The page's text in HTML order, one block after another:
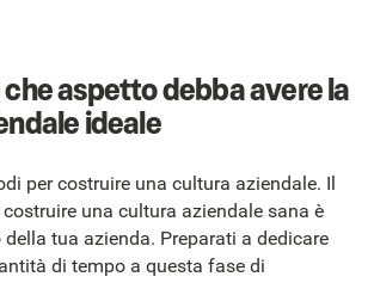
che aspetto debba avere la
ideale
per costruire una cultura aziendale. Il
una cultura aziendale sana è
tua azienda. Preparati a dedicare
di tempo a questa fase di